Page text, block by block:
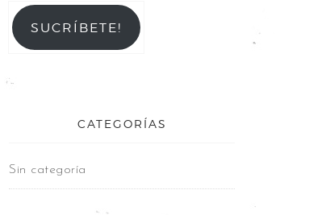
SUCRÍBETE!
CATEGORÍAS
Sin categoría